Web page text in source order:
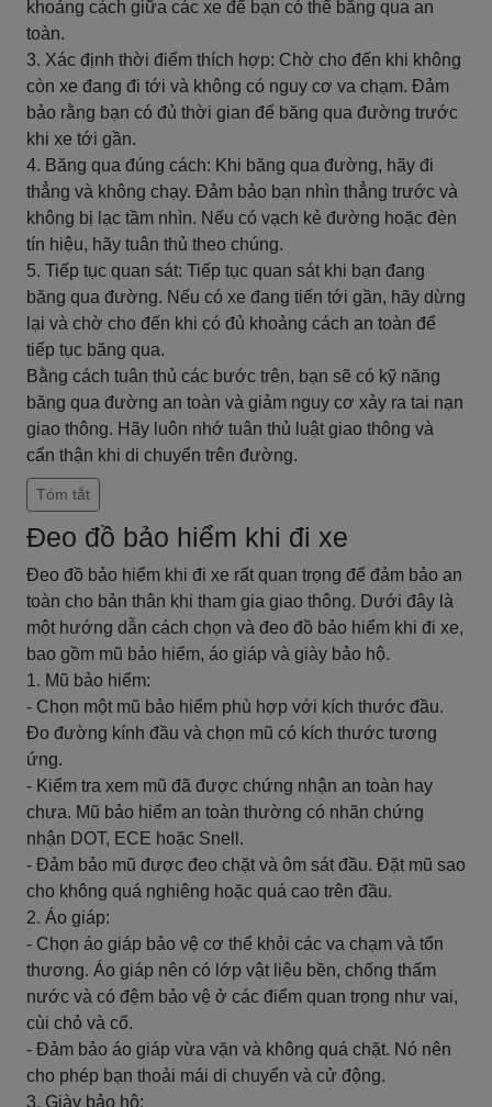
khoảng cách giữa các xe để bạn có thể băng qua an
toàn.
3. Xác định thời điểm thích hợp: Chờ cho đến khi không
còn xe đang đi tới và không có nguy cơ va chạm. Đảm
bảo rằng bạn có đủ thời gian để băng qua đường trước
khi xe tới gần.
4. Băng qua đúng cách: Khi băng qua đường, hãy đi
thẳng và không chạy. Đảm bảo bạn nhìn thẳng trước và
không bị lạc tầm nhìn. Nếu có vạch kẻ đường hoặc đèn
tín hiệu, hãy tuân thủ theo chúng.
5. Tiếp tục quan sát: Tiếp tục quan sát khi bạn đang
băng qua đường. Nếu có xe đang tiến tới gần, hãy dừng
lại và chờ cho đến khi có đủ khoảng cách an toàn để
tiếp tục băng qua.
Bằng cách tuân thủ các bước trên, bạn sẽ có kỹ năng
băng qua đường an toàn và giảm nguy cơ xảy ra tai nạn
giao thông. Hãy luôn nhớ tuân thủ luật giao thông và
cẩn thận khi di chuyển trên đường.
Tóm tắt
Đeo đồ bảo hiểm khi đi xe
Đeo đồ bảo hiểm khi đi xe rất quan trọng để đảm bảo an
toàn cho bản thân khi tham gia giao thông. Dưới đây là
một hướng dẫn cách chọn và đeo đồ bảo hiểm khi đi xe,
bao gồm mũ bảo hiểm, áo giáp và giày bảo hộ.
1. Mũ bảo hiểm:
- Chọn một mũ bảo hiểm phù hợp với kích thước đầu.
Đo đường kính đầu và chọn mũ có kích thước tương
ứng.
- Kiểm tra xem mũ đã được chứng nhận an toàn hay
chưa. Mũ bảo hiểm an toàn thường có nhãn chứng
nhận DOT, ECE hoặc Snell.
- Đảm bảo mũ được đeo chặt và ôm sát đầu. Đặt mũ sao
cho không quá nghiêng hoặc quá cao trên đầu.
2. Áo giáp:
- Chọn áo giáp bảo vệ cơ thể khỏi các va chạm và tổn
thương. Áo giáp nên có lớp vật liệu bền, chống thấm
nước và có đệm bảo vệ ở các điểm quan trọng như vai,
cùi chỏ và cổ.
- Đảm bảo áo giáp vừa vặn và không quá chặt. Nó nên
cho phép bạn thoải mái di chuyển và cử động.
3. Giày bảo hộ: